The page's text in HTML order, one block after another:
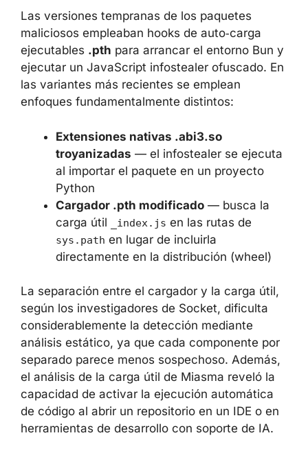
entrega de código malicioso.
Las versiones tempranas de los paquetes
maliciosos empleaban hooks de auto‑carga
ejecutables.pthpara arrancar el entorno Bun
y ejecutar un JavaScript infostealer ofuscado.
enfoques fundamentalmente distintos:
Extensiones nativas .abi3.so
troyanizadas
ejecuta al importar el paquete en un
proyecto Python
Cargador .pth modificado— busca la
carga útil_index.jsen las rutas de
directamente en la distribución (wheel)
La separación entre el cargador y la carga
útil, según los investigadores de Socket,
dificulta considerablemente la detección
mediante análisis estático, ya que cada
componente por separado parece menos
sospechoso. Además, el análisis de la carga
útil de Miasma reveló la capacidad de activar